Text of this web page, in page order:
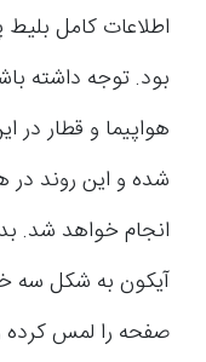
اطلاعات کامل
بود. توجه داشته
هواپیما و قطار در
شده و این روند
انجام خواهد شد.
آیکون به شکل سه
صفحه را لمس کرده